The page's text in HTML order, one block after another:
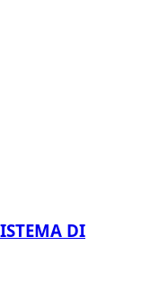
DI